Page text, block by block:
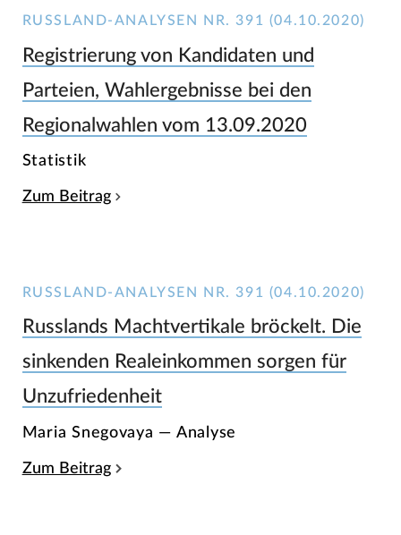
RUSSLAND-ANALYSEN NR. 391 (04.10.2020)
Registrierung von Kandidaten und
Parteien, Wahlergebnisse bei den
Regionalwahlen vom 13.09.2020
Statistik
Zum Beitrag
RUSSLAND-ANALYSEN NR. 391 (04.10.2020)
Russlands Machtvertikale bröckelt. Die
sinkenden Realeinkommen sorgen für
Unzufriedenheit
Maria Snegovaya — Analyse
Zum Beitrag